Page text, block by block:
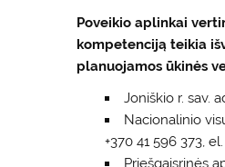
Poveikio aplinkai
kompetenciją teikia
planuojamos ūkinės
Joniškio r. sav.
Nacionalinio
+370 41 596 373,
Priešgaisrinės